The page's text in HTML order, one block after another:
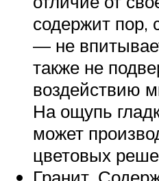
содержит пор,
— не
также не
воздействию
На ощупь
может
цветовых